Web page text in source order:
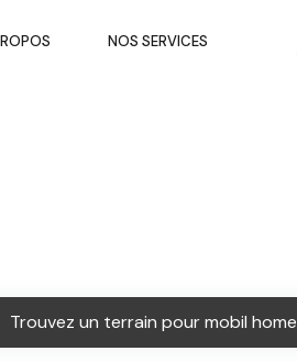
NOS SERVICES
Trouvez un terrain pour mobil home